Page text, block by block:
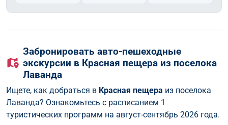
Забронировать авто-пешеходные
экскурсии в Красная пещера из поселока
Лаванда
Ищете, как добраться в Красная пещера из поселока
Лаванда? Ознакомьтесь с расписанием 1
туристических программ на август-сентябрь 2026 года.